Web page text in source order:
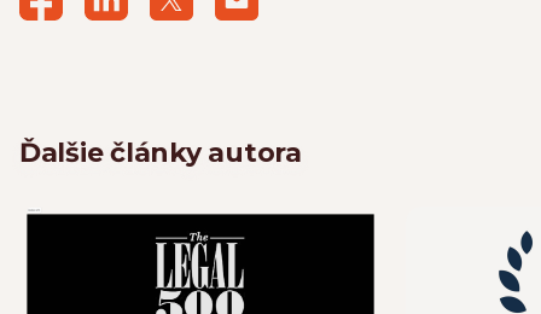
Ďalšie články autora